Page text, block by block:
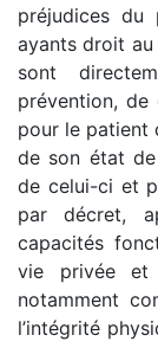
préjudices
ayants droit au
sont
prévention, de
pour le patient
de son état de
de celui-ci et
par décret,
capacités
vie privée et
notamment
l’intégrité